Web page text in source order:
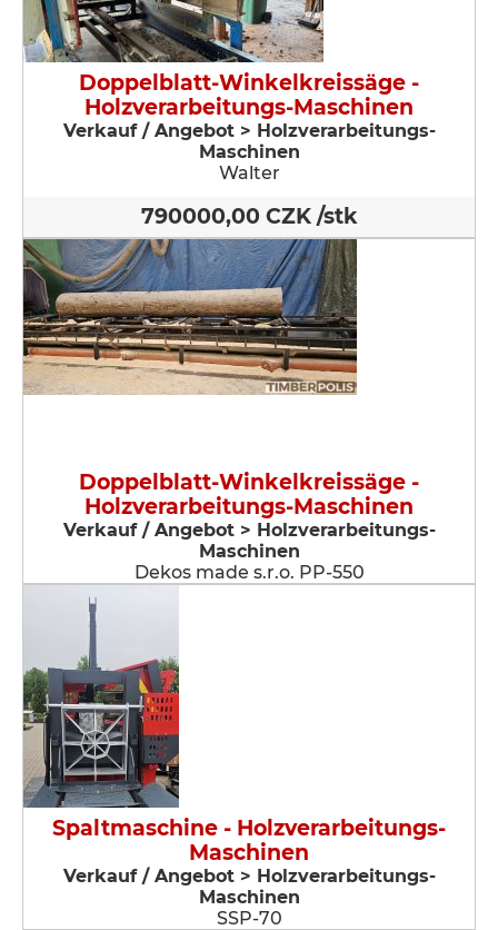
Doppelblatt-Winkelkreissäge -
Holzverarbeitungs-Maschinen
Verkauf / Angebot > Holzverarbeitungs-
Maschinen
Walter
790000,00 CZK /stk
Doppelblatt-Winkelkreissäge -
Holzverarbeitungs-Maschinen
Verkauf / Angebot > Holzverarbeitungs-
Maschinen
Dekos made s.r.o. PP-550
Spaltmaschine - Holzverarbeitungs-
Maschinen
Verkauf / Angebot > Holzverarbeitungs-
Maschinen
SSP-70